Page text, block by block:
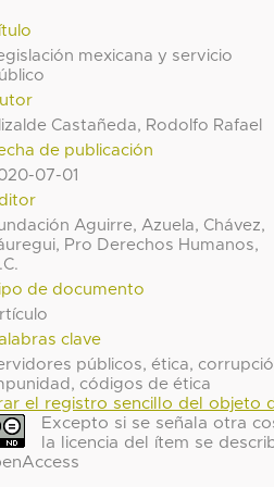
mexicana y servicio
Castañeda, Rodolfo Rafael
de publicación
07-01
Aguirre, Azuela, Chávez,
Pro Derechos Humanos,
de documento
clave
públicos, ética,
códigos de ética
el registro sencillo del objeto
Excepto si se señala otra
la licencia del ítem se